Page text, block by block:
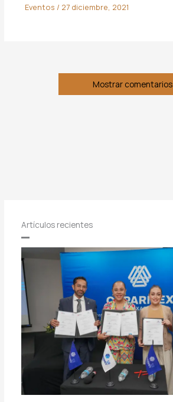
Eventos / 27 diciembre, 2021
Mostrar comentarios
Artículos recientes